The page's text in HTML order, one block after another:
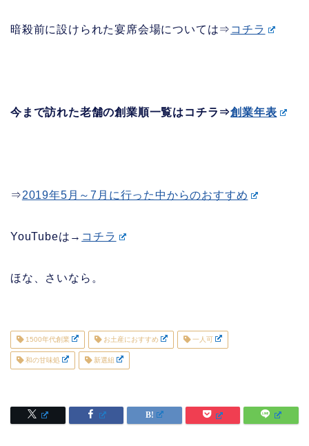
暗殺前に設けられた宴席会場については⇒ コチラ
今まで訪れた老舗の創業順一覧はコチラ⇒創業年表
⇒2019年5月～7月に行った中からのおすすめ
YouTubeは→ コチラ
ほな、さいなら。
1500年代創業 お土産におすすめ 一人可
和の甘味処 新選組